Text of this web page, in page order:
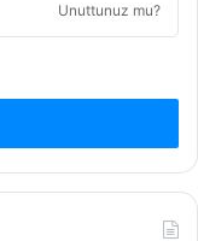
Unuttunuz mu?